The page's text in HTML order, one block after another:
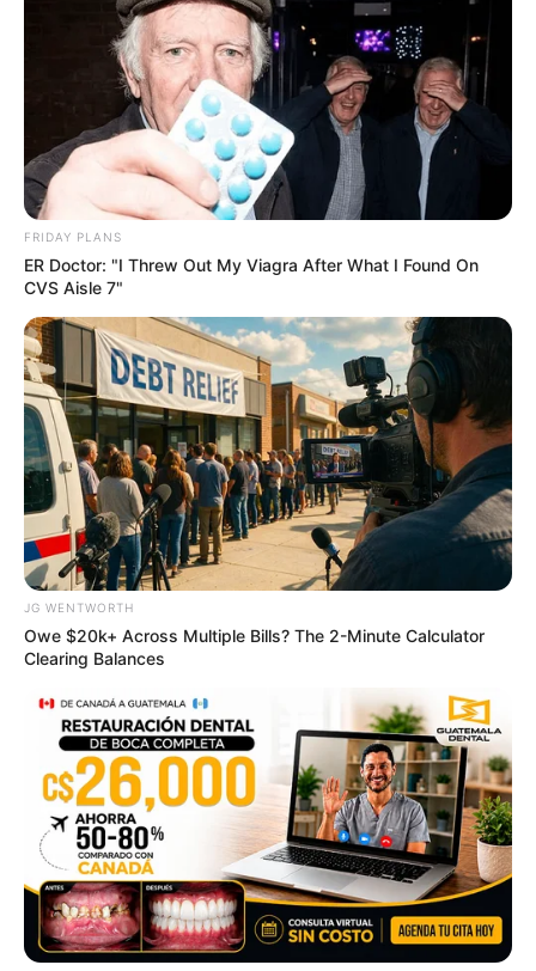
Japan's Oldest Doctors Say Memory Loss Isn't Age:
Just Stop Drinking These 3 Beverages
NEUROMIND PRO
If You Owe $20,000 Across 4 Credit Cards, Stop
Sending 4 Separate Checks
JG WENTWORTH
4x Stronger Than Viagra! This To Perform Better
MEDVI
FRIDAY PLANS
ER Doctor: "I Threw Out My Viagra After What I Found On
CVS Aisle 7"
JG WENTWORTH
Owe $20k+ Across Multiple Bills? The 2-Minute Calculator
Clearing Balances